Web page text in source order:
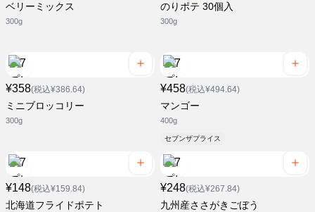
ベリーミックス
300g
のりポテ 30個入
300g
¥358(税込¥386.64)
ミニブロッコリー
300g
¥458(税込¥494.64)
マンゴー
400g
セブンザプライス
¥148(税込¥159.84)
北海道フライドポテト
¥248(税込¥267.84)
九州産ささがきごぼう